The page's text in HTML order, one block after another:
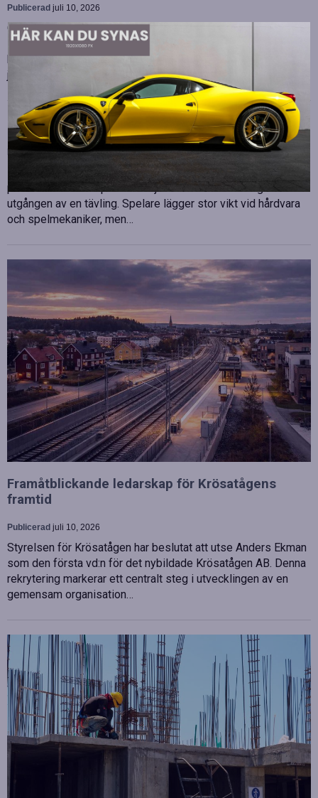
Publicerad juli 10, 2026
OHLA Sverige stärker sin ledningsgrupp genom att anställa
Malin Bergman som HR-chef och María Vazquez som
biträdande ekonomichef. Båda började sina nya tjänster den 1
juni 2026 och kommer att…
Betydelsen av snabb internetanslutning för e-
sport
Publiceradjuli 10, 2026
E-sport har utvecklats från att vara en hobby till en
professionell disciplin där varje millisekund kan avgöra
utgången av en tävling. Spelare lägger stor vikt vid hårdvara
och spelmekaniker, men…
Framåtblickande ledarskap för Krösatågens
framtid
Publicerad juli 10, 2026
Styrelsen för Krösatågen har beslutat att utse Anders Ekman
som den första vd:n för det nybildade Krösatågen AB. Denna
rekrytering markerar ett centralt steg i utvecklingen av en
gemensam organisation…